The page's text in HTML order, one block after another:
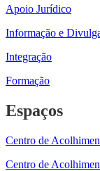
Apoio Jurídico
Informação e
Integração
Formação
Espaços
Centro de
Centro de